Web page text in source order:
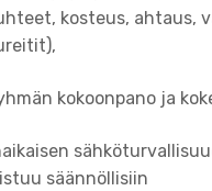
kosteus, ahtaus,
kokoonpano ja
säännöllisiin